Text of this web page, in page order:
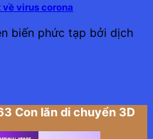
virus corona
biến phức tạp bởi dịch
Con lăn di chuyển 3D